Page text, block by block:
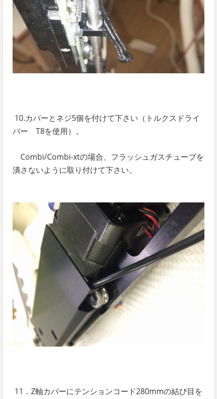
10.カバーとネジ5個を付けて下さい （トルクスドライ
バー T8を使用） 。
Combi/Combi-xtの場合、フラッシュガスチューブを
潰さないように取り付けて下さい。
11．Z軸カバーにテンションコード280mmの結び目を